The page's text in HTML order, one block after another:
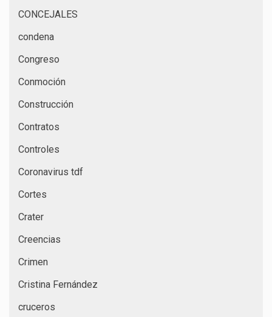
CONCEJALES
condena
Congreso
Conmoción
Construcción
Contratos
Controles
Coronavirus tdf
Cortes
Crater
Creencias
Crimen
Cristina Fernández
cruceros